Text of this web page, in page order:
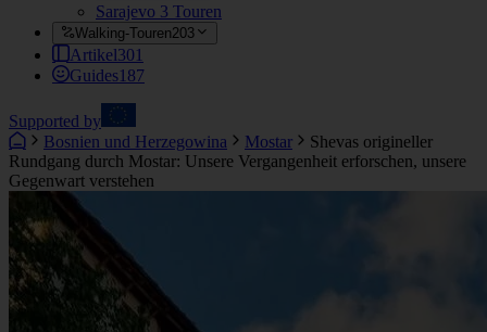
Sarajevo 3 Touren
Walking-Touren203
Artikel301
Guides187
Supported by
Bosnien und Herzegowina
Mostar
Shevas origineller
Rundgang durch Mostar: Unsere Vergangenheit erforschen, unsere
Gegenwart verstehen